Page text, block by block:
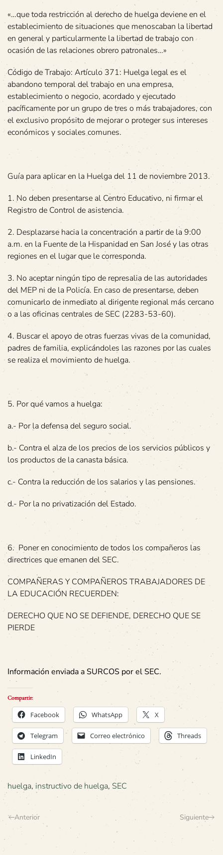
«…que toda restricción al derecho de huelga deviene en el
establecimiento de situaciones que menoscaban la libertad
en general y particularmente la libertad de trabajo con
ocasión de las relaciones obrero patronales…»
Código de Trabajo: Artículo 371: Huelga legal es el
abandono temporal del trabajo en una empresa,
establecimiento o negocio, acordado y ejecutado
pacíficamente por un grupo de tres o más trabajadores, con
el exclusivo propósito de mejorar o proteger sus intereses
económicos y sociales comunes.
Guía para aplicar en la Huelga del 11 de noviembre 2013.
1. No deben presentarse al Centro Educativo, ni firmar el
Registro de Control de asistencia.
2. Desplazarse hacia la concentración a partir de la 9:00
a.m. en la Fuente de la Hispanidad en San José y las otras
regiones en el lugar que le corresponda.
3. No aceptar ningún tipo de represalia de las autoridades
del MEP ni de la Policía. En caso de presentarse, deben
comunicarlo de inmediato al dirigente regional más cercano
o a las oficinas centrales de SEC (2283-53-60).
4. Buscar el apoyo de otras fuerzas vivas de la comunidad,
padres de familia, explicándoles las razones por las cuales
se realiza el movimiento de huelga.
5. Por qué vamos a huelga:
a.- Por la defensa del seguro social.
b.- Contra el alza de los precios de los servicios públicos y
los productos de la canasta básica.
c.- Contra la reducción de los salarios y las pensiones.
d.- Por la no privatización del Estado.
6. Poner en conocimiento de todos los compañeros las
directrices que emanen del SEC.
COMPAÑERAS Y COMPAÑEROS TRABAJADORES DE
LA EDUCACIÓN RECUERDEN:
DERECHO QUE NO SE DEFIENDE, DERECHO QUE SE
PIERDE
Información enviada a SURCOS por el SEC.
Compartir:
Facebook WhatsApp X
Telegram Correo electrónico Threads
LinkedIn
huelga, instructivo de huelga, SEC
Anterior Siguiente